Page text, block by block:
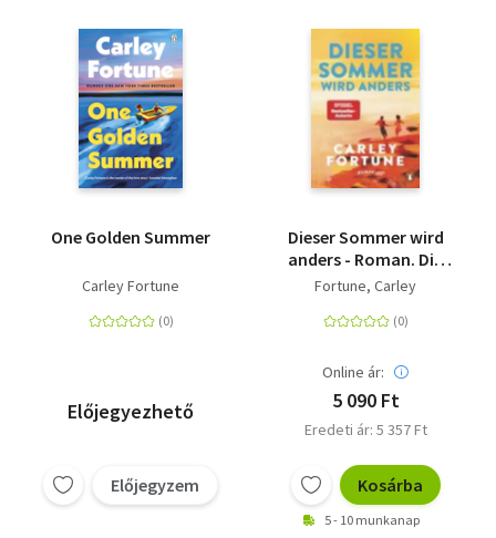
One Golden Summer
Carley Fortune
Előjegyezhető
Előjegyzem
Dieser Sommer wird
anders - Roman. Die
neue knisternde
Bestsellerautorin
Fortune, Carley
Online ár:
5 090 Ft
Eredeti ár: 5 357 Ft
Kosárba
5 - 10 munkanap